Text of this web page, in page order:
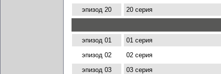
эпизод 20
20 серия
эпизод 01
01 серия
эпизод 02
02 серия
эпизод 03
03 серия